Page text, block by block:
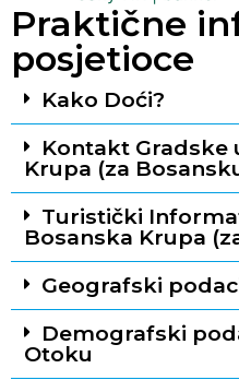
Praktične
posjetioce
Kako Doći?
Kontakt Gradske
Krupa (za
Turistički
Bosanska Krupa
Geografski
Demografski
Otoku